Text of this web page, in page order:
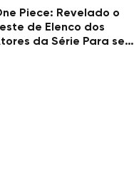
Piece: Revelado o
de Elenco dos
da Série Para seus